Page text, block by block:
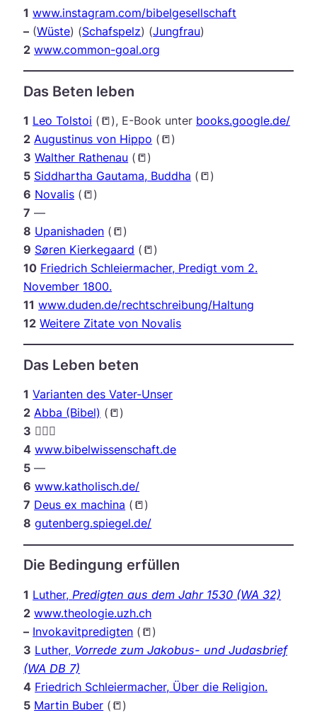
1 www.instagram.com/bibelgesellschaft
– (Wüste) (Schafspelz) (Jungfrau)
2 www.common-goal.org
Das Beten leben
1 Leo Tolstoi (📒), E-Book unter books.google.de/
2 Augustinus von Hippo (📒)
3 Walther Rathenau (📒)
5 Siddhartha Gautama, Buddha (📒)
6 Novalis (📒)
7 —
8 Upanishaden (📒)
9 Søren Kierkegaard (📒)
10 Friedrich Schleiermacher, Predigt vom 2.
November 1800.
11 www.duden.de/rechtschreibung/Haltung
12 Weitere Zitate von Novalis
Das Leben beten
1 Varianten des Vater-Unser
2 Abba (Bibel) (📒)
3 🤷🏼‍♂️
4 www.bibelwissenschaft.de
5 —
6 www.katholisch.de/
7 Deus ex machina (📒)
8 gutenberg.spiegel.de/
Die Bedingung erfüllen
1 Luther, Predigten aus dem Jahr 1530 (WA 32)
2 www.theologie.uzh.ch
– Invokavitpredigten (📒)
3 Luther, Vorrede zum Jakobus- und Judasbrief
(WA DB 7)
4 Friedrich Schleiermacher, Über die Religion.
5 Martin Buber (📒)